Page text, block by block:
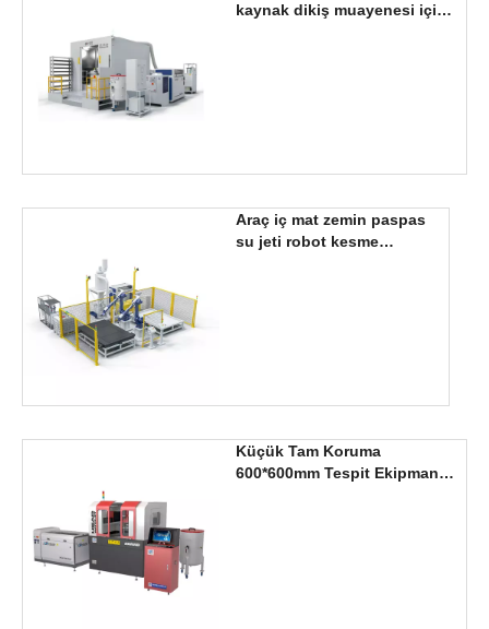
kaynak dikiş muayenesi için
Araç iç mat zemin paspas
su jeti robot kesme
Küçük Tam Koruma
600*600mm Tespit Ekipmanı